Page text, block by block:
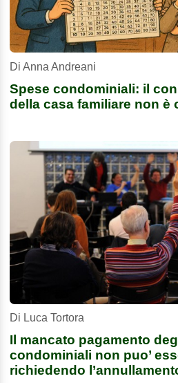
Di Anna Andreani
Spese condominiali: il
della casa familiare non è
Di Luca Tortora
Il mancato pagamento
condominiali non puo’
richiedendo